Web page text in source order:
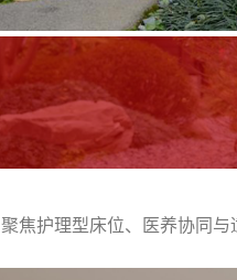
聚焦护理型床位、医养协同与